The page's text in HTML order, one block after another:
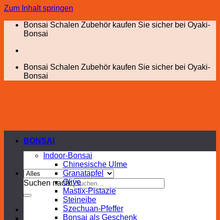
Zum Inhalt springen
Bonsai Schalen Zubehör kaufen Sie sicher bei Oyaki-
Bonsai
Bonsai Schalen Zubehör kaufen Sie sicher bei Oyaki-
Bonsai
Suchen nach:
BONSAI
Indoor-Bonsai
Chinesische Ulme
Granatapfel
Olive
Mastix-Pistazie
Steineibe
Szechuan-Pfeffer
Bonsai als Geschenk